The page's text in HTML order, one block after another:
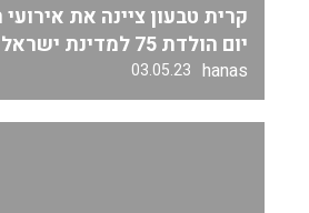
קרית טבעון ציינה את אירועי
יום הולדת 75 למדינת ישראל
hanas
03.05.23